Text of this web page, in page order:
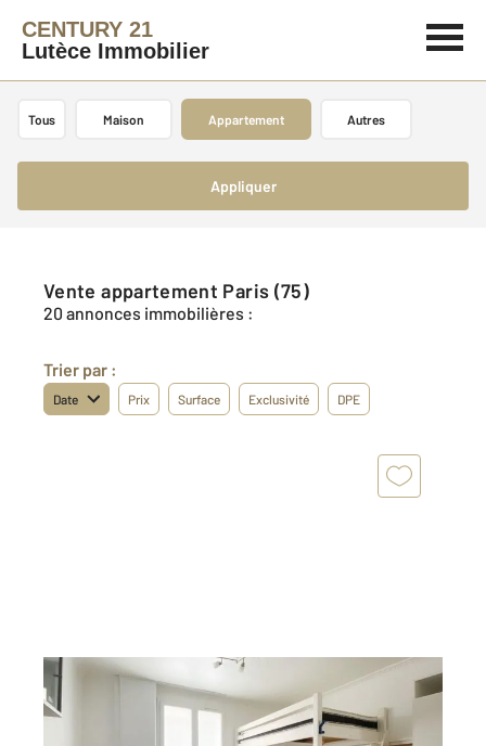
CENTURY 21
Lutèce Immobilier
Tous Maison Appartement Autres
Appliquer
Vente appartement Paris (75)
20 annonces immobilières :
Trier par :
Date Prix Surface Exclusivité DPE
PARIS 75013
, 1 pièce